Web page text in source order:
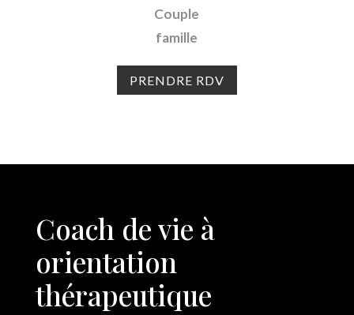
Couple
famille
PRENDRE RDV
Coach de vie à
orientation
thérapeutique